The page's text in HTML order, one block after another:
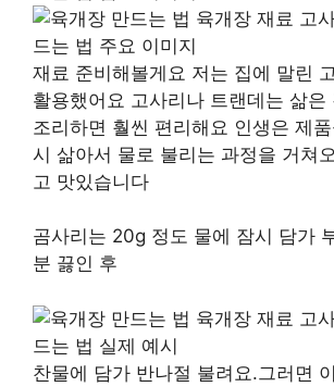
재료 준비해볼게요 저는 집에 말린
활용했어요 고사리나 트랜데는 삶은
조리하면 훨씬 편리해요 인생은 제
시 삶아서 물로 불리는 과정을 거쳐
고 맛있습니다
곰사리는 20g 정도 물에 잠시 담가
분 끓인 후
찬물에 담가 반나절 불려요.그러면